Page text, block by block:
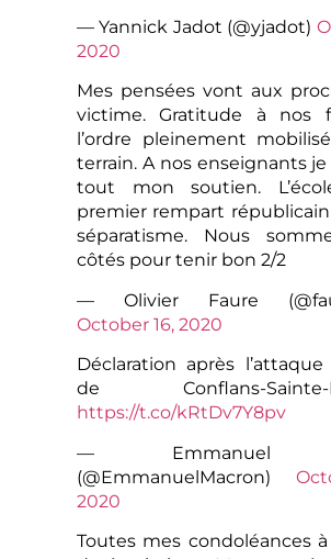
— Yannick Jadot (@yjadot)
2020
Mes pensées vont aux
victime. Gratitude à nos
l’ordre pleinement
terrain. A nos enseignants
tout mon soutien.
premier rempart
séparatisme. Nous
côtés pour tenir bon 2/2
— Olivier Faure
October 16, 2020
Déclaration après
de Conflans-Sainte-
https://t.co/kRtDv7Y8pv
— Emmanuel
(@EmmanuelMacron)
2020
Toutes mes condoléances